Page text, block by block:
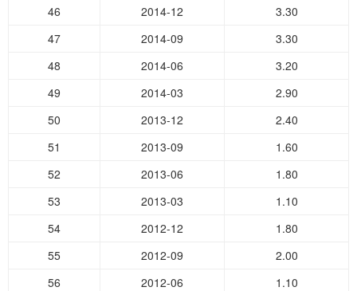
46 2014-12
3.30
47
2014-09
3.30
48
2014-06
3.20
49
2014-03
2.90
50
2013-12
2.40
51
2013-09
1.60
52
2013-06
1.80
53
2013-03
1.10
54
2012-12
1.80
55
2012-09
2.00
56
2012-06
1.10